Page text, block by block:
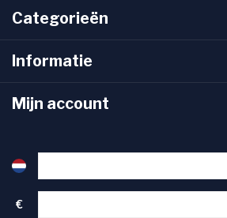
Categorieën
Informatie
Mijn account
€